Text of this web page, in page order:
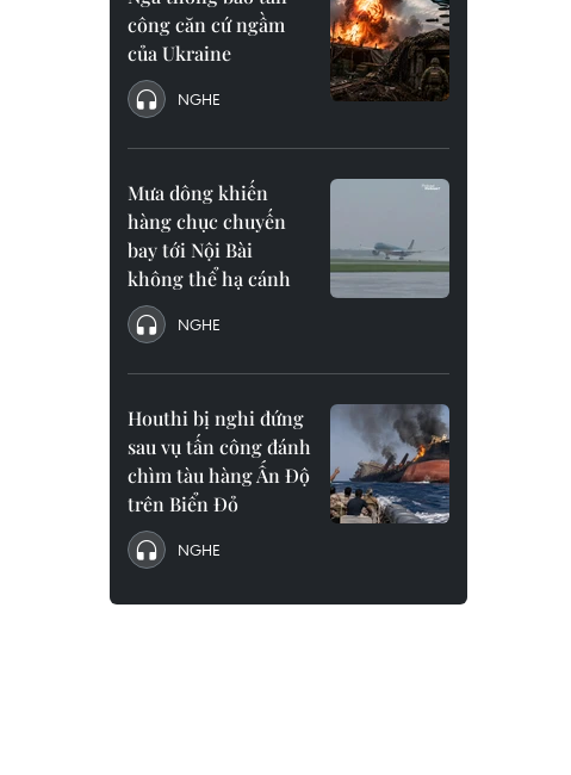
công căn cứ ngầm
của Ukraine
NGHE
Mưa dông khiến
hàng chục chuyến
bay tới Nội Bài
không thể hạ cánh
NGHE
Houthi bị nghi đứng
sau vụ tấn công đánh
chìm tàu hàng Ấn Độ
trên Biển Đỏ
NGHE